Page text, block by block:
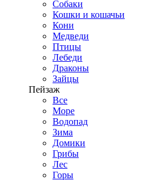
Собаки
Кошки и кошачьи
Кони
Медведи
Птицы
Лебеди
Драконы
Зайцы
Пейзаж
Все
Море
Водопад
Зима
Домики
Грибы
Лес
Горы